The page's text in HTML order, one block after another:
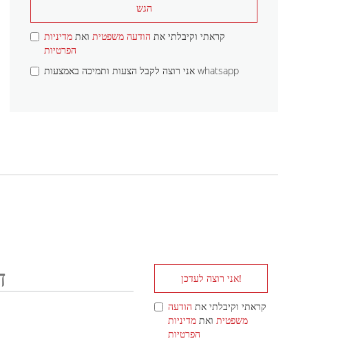
הגש
קראתי וקיבלתי את הודעה משפטית ואת מדיניות
הפרטיות
אני רוצה לקבל הצעות ותמיכה באמצעות whatsapp
אני רוצה לעדכן!
קראתי וקיבלתי את הודעה
משפטית ואת מדיניות
הפרטיות